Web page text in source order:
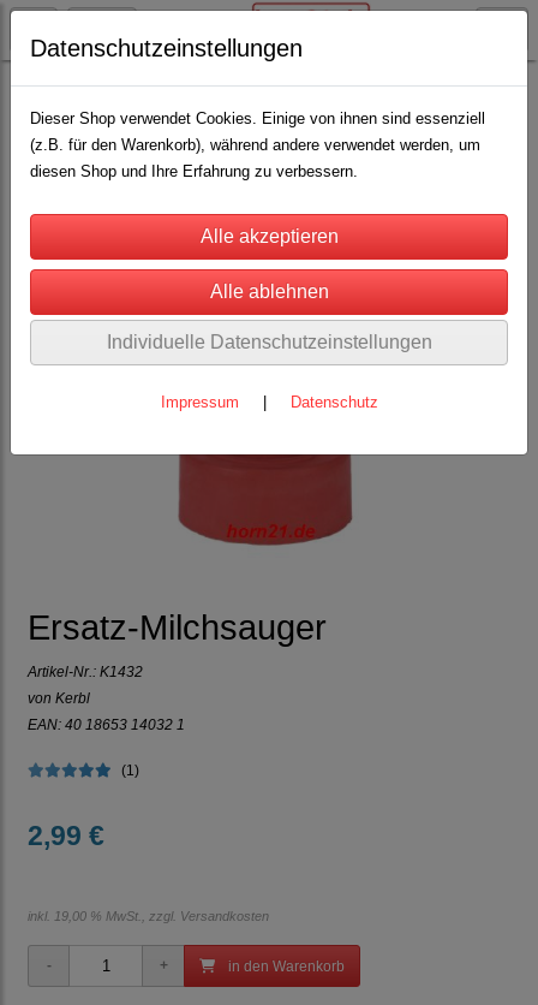
Rinderhaltung Drencher, Tränkeflaschen, Eimer und Sauger(27)
Ersatz-Milchsauger
Artikel-Nr.: K1432
von Kerbl
EAN: 40 18653 14032 1
(1)
2,99 €
inkl. 19,00 % MwSt., zzgl. Versandkosten
in den Warenkorb
Datenschutzeinstellungen
Dieser Shop verwendet Cookies. Einige von ihnen sind essenziell
(z.B. für den Warenkorb), während andere verwendet werden, um
diesen Shop und Ihre Erfahrung zu verbessern.
Individuelle Datenschutzeinstellungen
Impressum Datenschutz